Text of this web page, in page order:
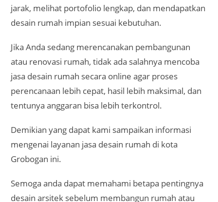
jarak, melihat portofolio lengkap, dan mendapatkan
desain rumah impian sesuai kebutuhan.
Jika Anda sedang merencanakan pembangunan
atau renovasi rumah, tidak ada salahnya mencoba
jasa desain rumah secara online agar proses
perencanaan lebih cepat, hasil lebih maksimal, dan
tentunya anggaran bisa lebih terkontrol.
Demikian yang dapat kami sampaikan informasi
mengenai layanan jasa desain rumah di kota
Grobogan ini.
Semoga anda dapat memahami betapa pentingnya
desain arsitek sebelum membangun rumah atau